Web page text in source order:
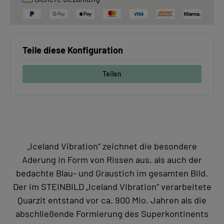
Teile diese Konfiguration
Teilen
„Iceland Vibration“ zeichnet die besondere
Aderung in Form von Rissen aus, als auch der
bedachte Blau- und Graustich im gesamten Bild.
Der im STEINBILD „Iceland Vibration“ verarbeitete
Quarzit entstand vor ca. 900 Mio. Jahren als die
abschließende Formierung des Superkontinents